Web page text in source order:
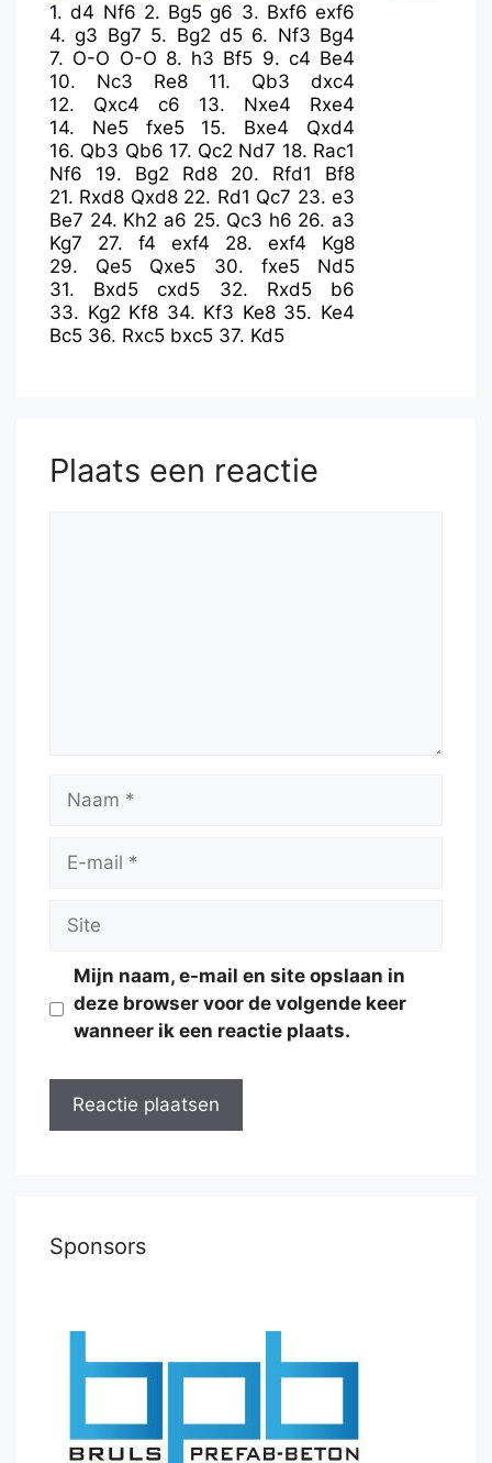
1.d4 Nf6 2. Bg5 g6 3. Bxf6 exf6
4.g3 Bg7 5. Bg2 d5 6. Nf3 Bg4
7. O-O O-O 8. h3 Bf5 9. c4 Be4
10. Nc3 Re8 11. Qb3
dxc4
12. Qxc4 c6 13. Nxe4
Rxe4
14. Ne5 fxe5 15. Bxe4
Qxd4
16. Qb3 Qb6 17. Qc2 Nd7 18. Rac1
Nf6
19. Bg2 Rd8 20. Rfd1
Bf8
21. Rxd8 Qxd8 22. Rd1 Qc7 23.e3
Be7 24. Kh2 a6 25. Qc3 h6 26. a3
Kg7
27. f4 exf4 28. exf4
Kg8
29. Qe5 Qxe5 30. fxe5
Nd5
31. Bxd5 cxd5 32. Rxd5
b6
33. Kg2 Kf8 34. Kf3 Ke8 35. Ke4
Bc5 36. Rxc5 bxc5 37. Kd5
Plaats een reactie
Naam
Site
Mijn naam, e-mail en site opslaan in
deze browser voor de volgende keer
wanneer ik een reactie plaats.
Sponsors